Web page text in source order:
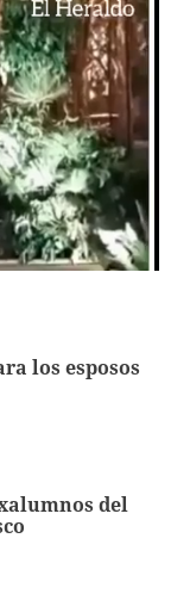
los esposos
del